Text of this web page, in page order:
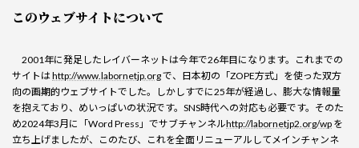
このウェブサイトについて
2001年に発足したレイバーネットは今年で26年目になります。これまでの
サイトはhttp://www.labornetjp.orgで、日本初の「ZOPE方式」を使った双方
向の画期的ウェブサイトでした。しかしすでに25年が経過し、膨大な情報量
を抱えており、めいっぱいの状況です。SNS時代への対応も必要です。そのた
め2024年3月に「Word Press」でサブチャンネルhttp://labornetjp2.org/wp を
立ち上げましたが、このたび、これを全面リニューアルしてメインチャンネ